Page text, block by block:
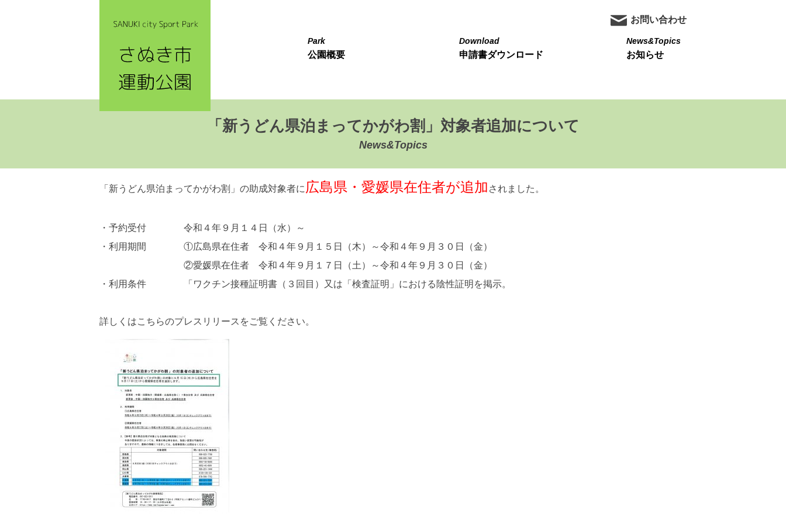
お問い合わせ
Park
公園概要
Download
申請書ダウンロード
News&Topics
お知らせ
「新うどん県泊まってかがわ割」対象者追加について
News&Topics
「新うどん県泊まってかがわ割」の助成対象者に広島県・愛媛県在住者が追加されました。
・予約受付 令和４年９月１４日（水）～
・利用期間 ①広島県在住者 令和４年９月１５日（木）～令和４年９月３０日（金）
②愛媛県在住者 令和４年９月１７日（土）～令和４年９月３０日（金）
・利用条件 「ワクチン接種証明書（３回目）又は「検査証明」における陰性証明を掲示。
詳しくはこちらのプレスリリースをご覧ください。